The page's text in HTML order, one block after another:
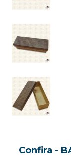
Confira -